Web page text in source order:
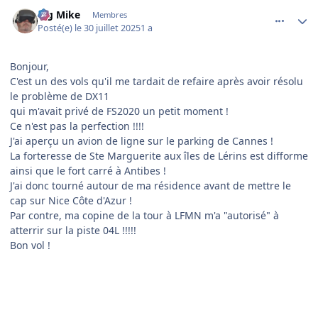
Big Mike Membres
Posté(e) le 30 juillet 20251 a
Bonjour,
C'est un des vols qu'il me tardait de refaire après avoir résolu
le problème de DX11
qui m'avait privé de FS2020 un petit moment !
Ce n'est pas la perfection !!!!
J'ai aperçu un avion de ligne sur le parking de Cannes !
La forteresse de Ste Marguerite aux îles de Lérins est difforme
ainsi que le fort carré à Antibes !
J'ai donc tourné autour de ma résidence avant de mettre le
cap sur Nice Côte d'Azur !
Par contre, ma copine de la tour à LFMN m'a "autorisé" à
atterrir sur la piste 04L !!!!!
Bon vol !